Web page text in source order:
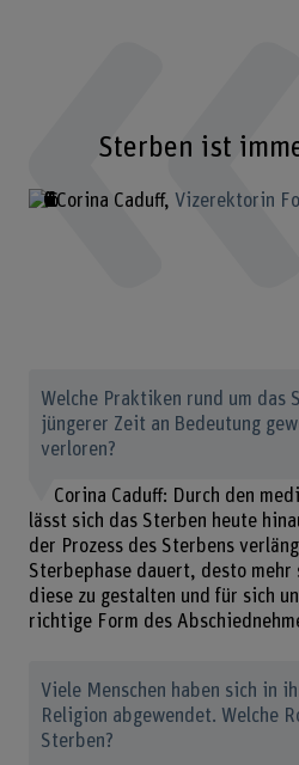
Sterben ist
Corina Caduff Vizerektorin
Welche Praktiken rund um das
jüngerer Zeit an Bedeutung
verloren?
Corina Caduff: Durch den
lässt sich das Sterben heute
der Prozess des Sterbens
Sterbephase dauert, desto
diese zu gestalten und für sich
richtige Form des
Viele Menschen haben sich in
Religion abgewendet. Welche
Sterben?